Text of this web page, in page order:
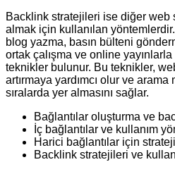
Backlink stratejileri ise diğer web
almak için kullanılan
blog yazma, basın bülteni
ortak çalışma ve online
teknikler bulunur. Bu teknikler,
artırmaya yardımcı olur ve
sıralarda yer almasını sağlar.
Bağlantılar oluşturma ve
İç bağlantılar ve kullanım
Harici bağlantılar için
Backlink stratejileri ve